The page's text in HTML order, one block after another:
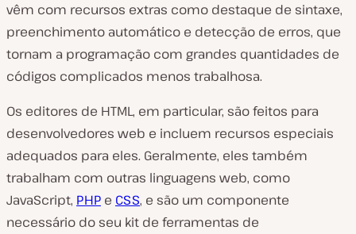
vêm com recursos extras como destaque de sintaxe,
preenchimento automático e detecção de erros, que
tornam a programação com grandes quantidades de
códigos complicados menos trabalhosa.
Os editores de HTML, em particular, são feitos para
desenvolvedores web e incluem recursos especiais
adequados para eles. Geralmente, eles também
trabalham com outras linguagens web, como
JavaScript, PHP e CSS, e são um componente
necessário do seu kit de ferramentas de